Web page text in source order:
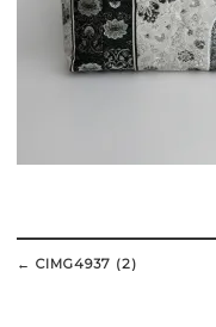
Post
navigation
← CIMG4937 (2)